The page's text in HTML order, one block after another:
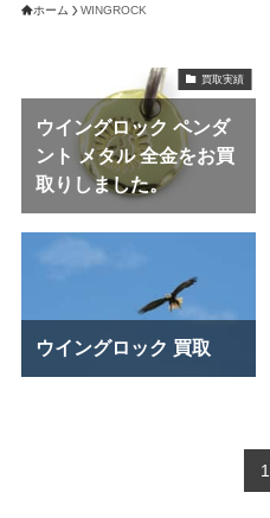
ホーム WINGROCK
買取実績
ウイングロック ペンダ
ント メタル 全金をお買
取りしました。
ウイングロック 買取
1